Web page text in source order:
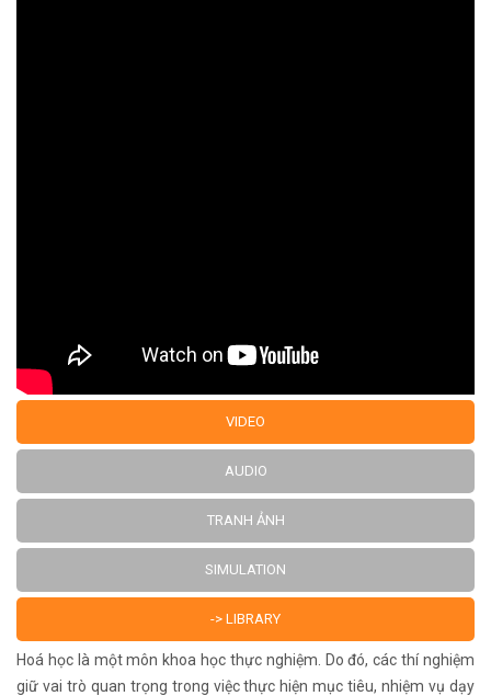
VIDEO
AUDIO
TRANH ẢNH
SIMULATION
-> LIBRARY
Hoá học là một môn khoa học thực nghiệm. Do đó, các thí nghiệm
giữ vai trò quan trọng trong việc thực hiện mục tiêu, nhiệm vụ dạy